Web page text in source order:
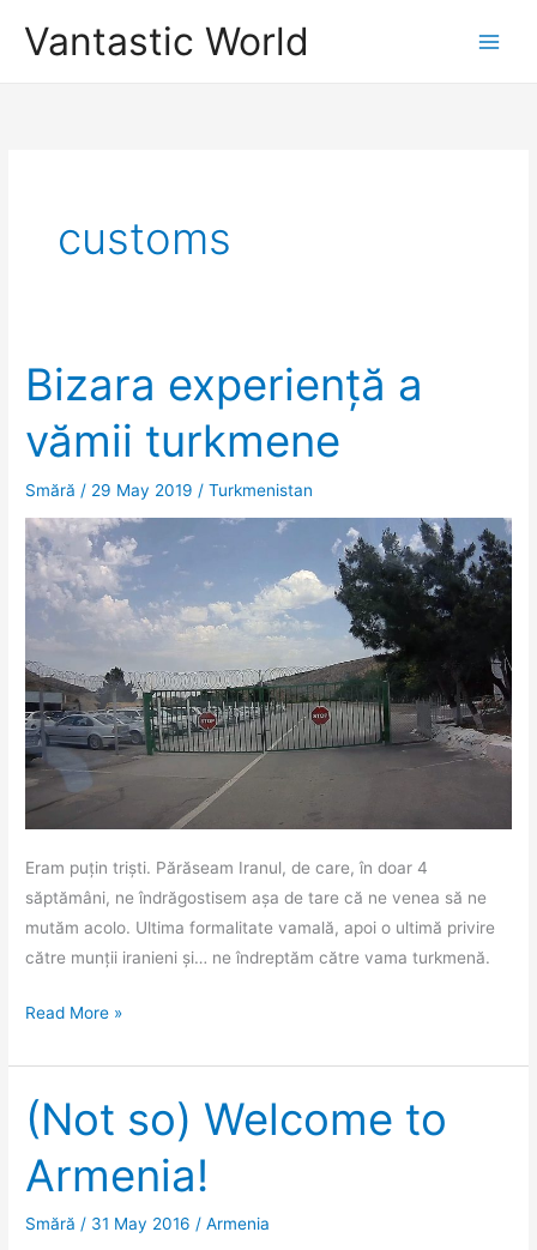
Vantastic World
customs
Bizara experiență a
vămii turkmene
Smără / 29 May 2019 /Turkmenistan
Eram puțin triști. Părăseam Iranul, de care, în doar 4
săptămâni, ne îndrăgostisem așa de tare că ne venea să ne
mutăm acolo. Ultima formalitate vamală, apoi o ultimă privire
către munții iranieni și… ne îndreptăm către vama turkmenă.
Bizara
a
vămii
turkmene
Read More »
(Not so) Welcome to
Armenia!
Smără / 31 May 2016 /Armenia